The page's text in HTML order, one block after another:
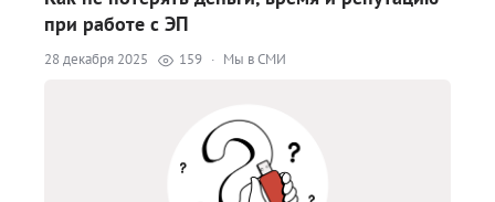
при работе с ЭП
28 декабря 2025 159 · Мы в СМИ